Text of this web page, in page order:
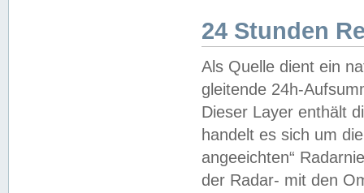
24 Stunden
Als Quelle dient ein
gleitende 24h-
Dieser Layer enthält
handelt es sich um
angeeichten“
der Radar- mit den